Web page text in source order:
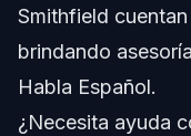
Sobre Vasquez
Confianza y
Smithfield
brindando
Habla Español.
¿Necesita ayuda